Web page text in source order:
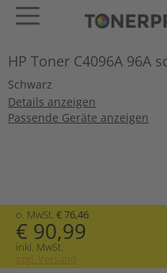
HP Toner C4096A 96A
Schwarz
Details anzeigen
Passende Geräte anzeigen
o. MwSt. € 76,46
€ 90,99
inkl. MwSt.
zzgl. Versand